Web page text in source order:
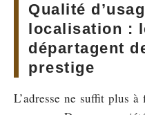
Qualité
localisation :
départagent
prestige
L’adresse ne suffit plus